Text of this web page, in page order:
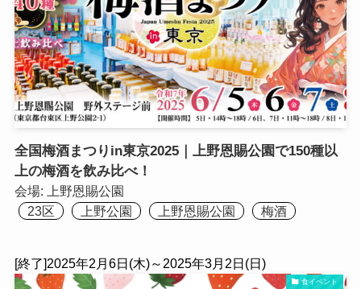
全国梅酒まつりin東京2025｜上野恩賜公園で150種以
上の梅酒を飲み比べ！
会場:
上野恩賜公園
23区
上野公園 上野恩賜公園 梅酒
[終了]2025年2月6日(木)～2025年3月2日(日)
食イベント